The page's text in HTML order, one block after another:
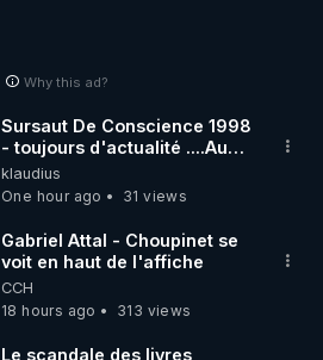
Why this ad?
Sursaut De Conscience 1998
- toujours d'actualité ....Au
Dela Du Réel
klaudius
One hour ago
31 views
Gabriel Attal - Choupinet se
voit en haut de l'affiche
CCH
18 hours ago
313 views
Le scandale des livres